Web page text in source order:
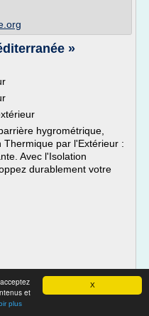
X
et
plus
»
hygrométrique,
par l'Extérieur :
Avec l'Isolation
durablement votre
par l'exterieur
l'exterieur/isolation
isolation thermique